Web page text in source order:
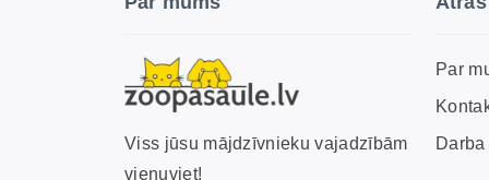
Viss jūsu mājdzīvnieku vajadzībām
vienuviet!
Par